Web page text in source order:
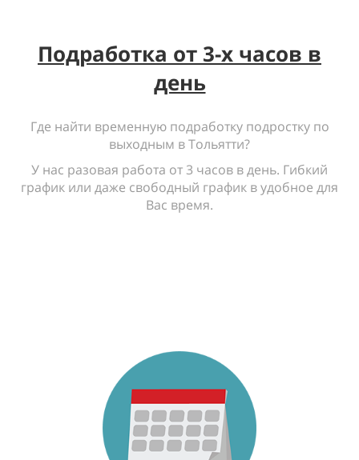
Подработка от 3-х часов в
день
Где найти временную подработку подростку по
выходным в Тольятти?
У нас разовая работа от 3 часов в день. Гибкий
график или даже свободный график в удобное для
Вас время.